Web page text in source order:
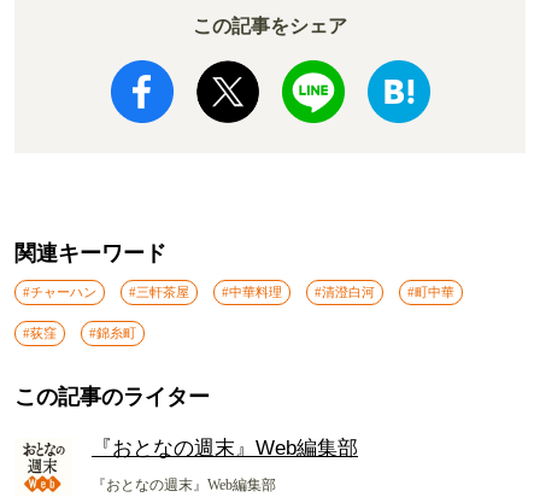
この記事をシェア
関連キーワード
#チャーハン #三軒茶屋 #中華料理 #清澄白河 #町中華
#荻窪 #錦糸町
この記事のライター
『おとなの週末』Web編集部
『おとなの週末』Web編集部